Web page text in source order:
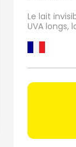
Le lait
UVA longs,